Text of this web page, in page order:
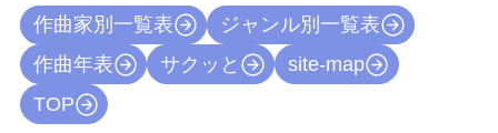
作曲家別一覧表
ジャンル別一覧表
作曲年表
サクッと
site-map
TOP